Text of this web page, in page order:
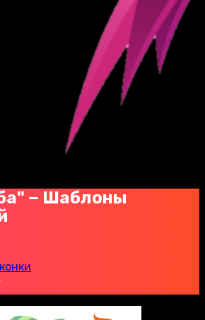
− Шаблоны